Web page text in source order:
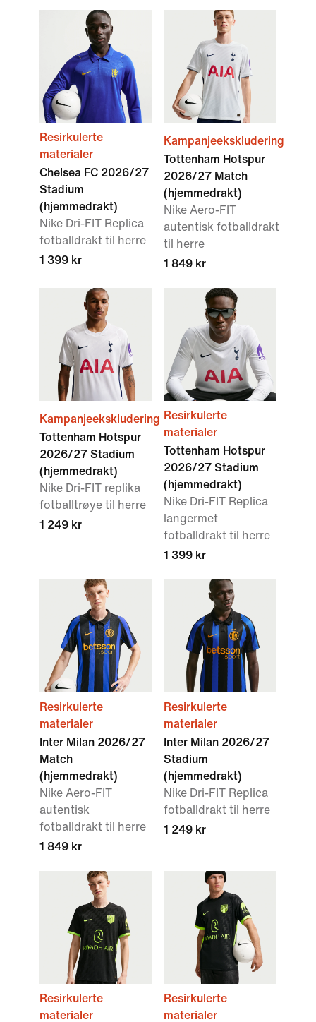
Resirkulerte
materialer
Chelsea FC 2026/27
Stadium
(hjemmedrakt)
Nike Dri-FIT Replica
fotballdrakt til herre
1 399 kr
Kampanjeekskludering
Tottenham Hotspur
2026/27 Match
(hjemmedrakt)
Nike Aero-FIT
autentisk fotballdrakt
til herre
1 849 kr
Kampanjeekskludering
Tottenham Hotspur
2026/27 Stadium
(hjemmedrakt)
Nike Dri-FIT replika
fotballtrøye til herre
1 249 kr
Resirkulerte
materialer
Tottenham Hotspur
2026/27 Stadium
(hjemmedrakt)
Nike Dri-FIT Replica
langermet
fotballdrakt til herre
1 399 kr
Resirkulerte
materialer
Inter Milan 2026/27
Match
(hjemmedrakt)
Nike Aero-FIT
autentisk
fotballdrakt til herre
1 849 kr
Resirkulerte
materialer
Inter Milan 2026/27
Stadium
(hjemmedrakt)
Nike Dri-FIT Replica
fotballdrakt til herre
1 249 kr
Resirkulerte
materialer
Resirkulerte
materialer